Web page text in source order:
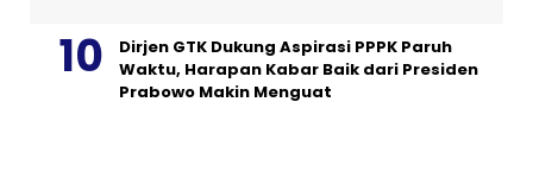
Dirjen GTK Dukung Aspirasi PPPK Paruh
Waktu, Harapan Kabar Baik dari Presiden
Prabowo Makin Menguat